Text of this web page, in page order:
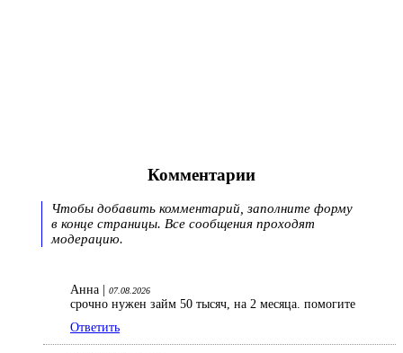
Комментарии
Чтобы добавить комментарий, заполните форму
в конце страницы. Все сообщения проходят
модерацию.
Анна | 07.08.2026
срочно нужен займ 50 тысяч, на 2 месяца. помогите
Ответить